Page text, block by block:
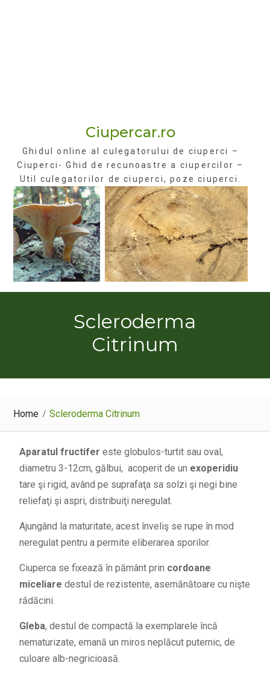
Ciupercar.ro
Ghidul online al culegatorului de ciuperci –
Ciuperci- Ghid de recunoastre a ciupercilor –
Util culegatorilor de ciuperci, poze ciuperci.
Scleroderma
Citrinum
Home Scleroderma Citrinum
Aparatul fructifer este globulos-turtit sau oval,
diametru 3-12cm, gălbui, acoperit de un exoperidiu
tare şi rigid, având pe suprafaţa sa solzi şi negi bine
reliefaţi şi aspri, distribuiţi neregulat.
Ajungând la maturitate, acest înveliş se rupe în mod
neregulat pentru a permite eliberarea sporilor.
Ciuperca se fixează în pământ prin cordoane
miceliare destul de rezistente, asemănătoare cu nişte
rădăcini.
Gleba, destul de compactă la exemplarele încă
nematurizate, emană un miros neplăcut puternic, de
culoare alb-negricioasă.